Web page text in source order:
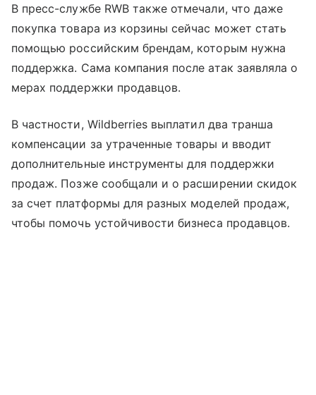
В пресс-службе RWB также отмечали, что даже
покупка товара из корзины сейчас может стать
помощью российским брендам, которым нужна
поддержка. Сама компания после атак заявляла о
мерах поддержки продавцов.
В частности, Wildberries выплатил два транша
компенсации за утраченные товары и вводит
дополнительные инструменты для поддержки
продаж. Позже сообщали и о расширении скидок
за счет платформы для разных моделей продаж,
чтобы помочь устойчивости бизнеса продавцов.